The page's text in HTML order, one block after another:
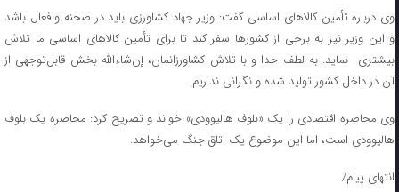
وی درباره تأمین کالاهای اساسی گفت: وزیر جهاد کشاورزی باید در صحنه و فعال باشد
و این وزیر نیز به برخی از کشورها سفر کند تا برای تأمین کالاهای اساسی ما تلاش
بیشتری نماید. به لطف خدا و با تلاش کشاورزانمان، إن‌شاءالله بخش قابل‌توجهی از
آن در داخل کشور تولید شده و نگرانی نداریم.
وی محاصره اقتصادی را یک «بلوف هالیوودی» خواند و تصریح کرد: محاصره یک بلوف
هالیوودی است، اما این موضوع یک اتاق جنگ می‌خواهد.
انتهای پیام/